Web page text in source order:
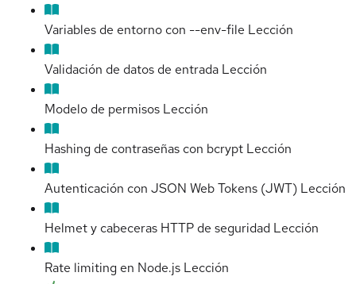
Variables de entorno con --env-file Lección
Validación de datos de entrada Lección
Modelo de permisos Lección
Hashing de contraseñas con bcrypt Lección
Autenticación con JSON Web Tokens (JWT) Lección
Helmet y cabeceras HTTP de seguridad Lección
Rate limiting en Node.js Lección